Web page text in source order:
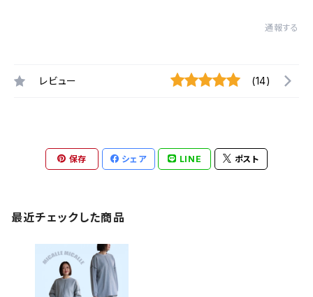
通報する
レビュー (14)
保存 シェア LINE ポスト
最近チェックした商品